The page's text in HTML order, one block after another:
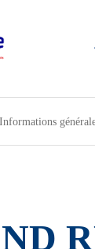
Informations